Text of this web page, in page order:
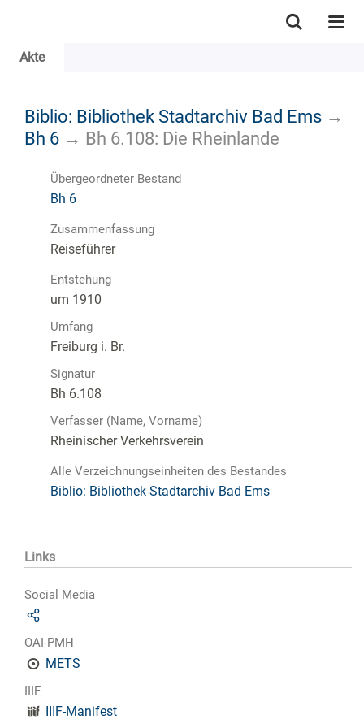
Akte
Biblio: Bibliothek Stadtarchiv Bad Ems →
Bh 6 → Bh 6.108: Die Rheinlande
Übergeordneter Bestand
Bh 6
Zusammenfassung
Reiseführer
Entstehung
um 1910
Umfang
Freiburg i. Br.
Signatur
Bh 6.108
Verfasser (Name, Vorname)
Rheinischer Verkehrsverein
Alle Verzeichnungseinheiten des Bestandes
Biblio: Bibliothek Stadtarchiv Bad Ems
Links
Social Media
OAI-PMH
METS
IIIF
IIIF-Manifest